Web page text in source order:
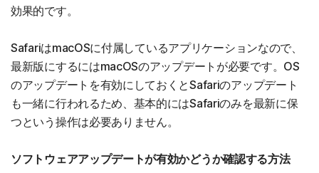
効果的です。
SafariはmacOSに付属しているアプリケーションなので、
最新版にするにはmacOSのアップデートが必要です。OS
のアップデートを有効にしておくとSafariのアップデート
も一緒に行われるため、基本的にはSafariのみを最新に保
つという操作は必要ありません。
ソフトウェアアップデートが有効かどうか確認する方法